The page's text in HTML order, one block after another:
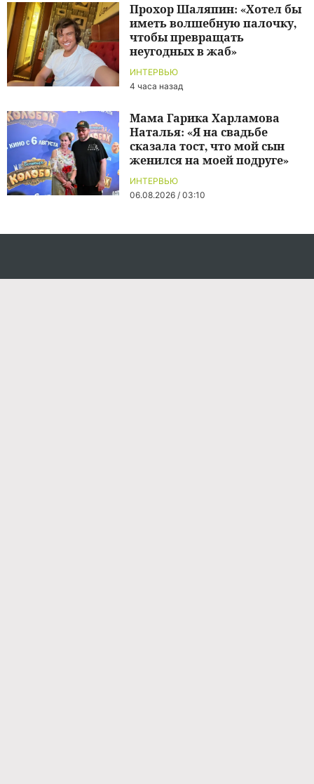
ИНТЕРВЬЮ
4 часа назад
Прохор Шаляпин: «Хотел бы
иметь волшебную палочку,
чтобы превращать
неугодных в жаб»
ИНТЕРВЬЮ
06.08.2026 / 03:10
Мама Гарика Харламова
Наталья: «Я на свадьбе
сказала тост, что мой сын
женился на моей подруге»